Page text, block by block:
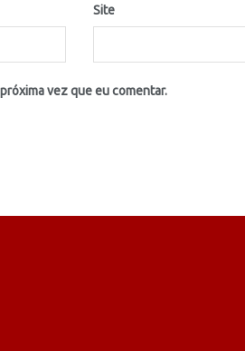
Site
vez que eu comentar.